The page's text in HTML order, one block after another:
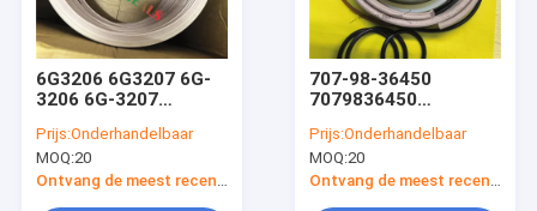
Fabrieksreis
Kwaliteitscontrole
Nieuws
6G3206 6G3207 6G-
3206 6G-3207
Afdichting
Hydraulische Cilinder
Lader Lift Tift
Prijs:Onderhandelbaar
MOQ:20
Ontvang de meest recente Prijs
707-98-36450
7079836450
Hydraulische Cilinder
Graafmachine
Afdichtingsset
Prijs:Onderhandelbaar
MOQ:20
Ontvang de meest recente Prijs